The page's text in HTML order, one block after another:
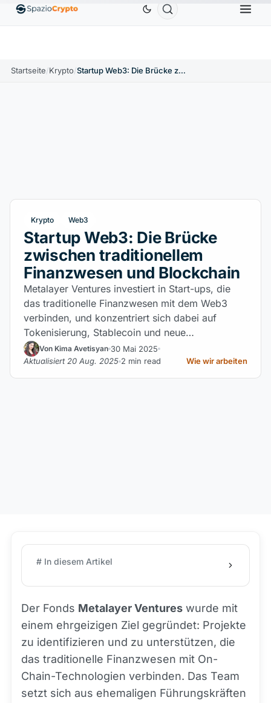
EthereumETH1.880,58 $ Tether USDT0,9991 $ BNBBNB
Startseite/Krypto/ Startup Web3: Die Brücke zwischen traditionellem Finanzwesen und Blockchain
Krypto Web3
Startup Web3: Die Brücke
zwischen traditionellem
Finanzwesen und Blockchain
Metalayer Ventures investiert in Start-ups, die
das traditionelle Finanzwesen mit dem Web3
verbinden, und konzentriert sich dabei auf
Tokenisierung, Stablecoin und neue
Infrastrukturen.
Von Kima Avetisyan 30 Mai 2025
Aktualisiert 20 Aug. 2025 2 min read Wie wir arbeiten
# In diesem Artikel
Der Fonds Metalayer Ventures wurde mit
einem ehrgeizigen Ziel gegründet: Projekte
zu identifizieren und zu unterstützen, die
das traditionelle Finanzwesen mit On-
Chain-Technologien verbinden. Das Team
setzt sich aus ehemaligen Führungskräften